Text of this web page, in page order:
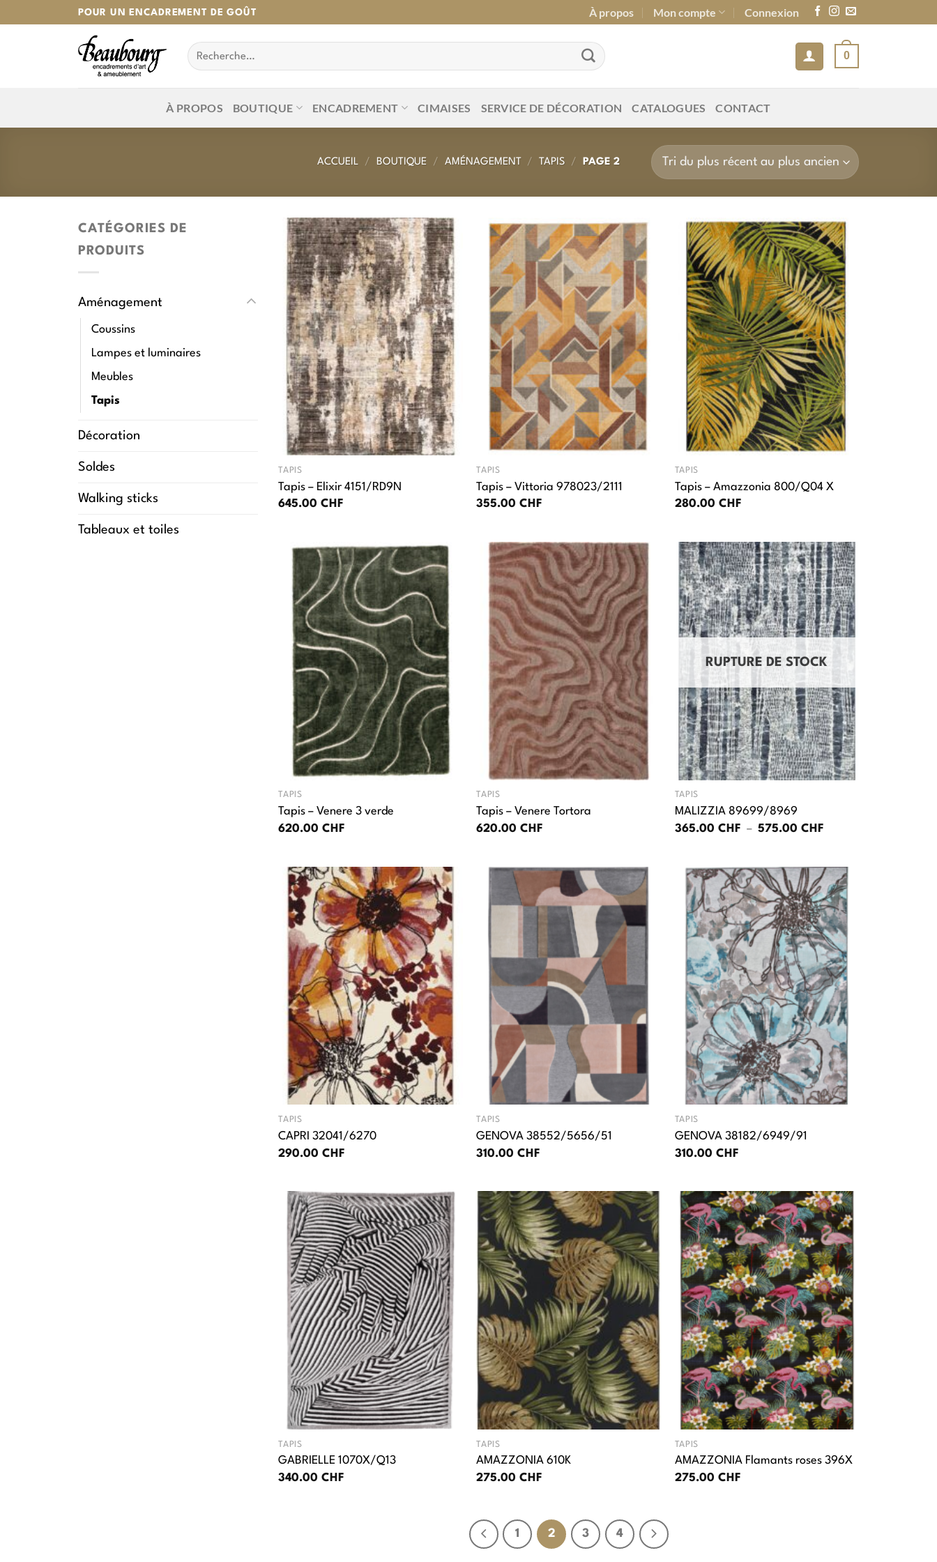
POUR UN ENCADREMENT DE GOÛT À propos Mon compte Connexion
Recherche
pour :
0
À PROPOS BOUTIQUE ENCADREMENT CIMAISES SERVICE DE DÉCORATION CATALOGUES CONTACT
ACCUEIL / BOUTIQUE / AMÉNAGEMENT / TAPIS / PAGE 2
CATÉGORIES DE
PRODUITS
Aménagement
Coussins
Lampes et luminaires
Meubles
Tapis
Décoration
Soldes
Walking sticks
Tableaux et toiles
TAPIS
Tapis – Elixir 4151/RD9N
645.00CHF
TAPIS
Tapis – Vittoria 978023/2111
355.00CHF
TAPIS
Tapis – Amazzonia 800/Q04 X
280.00 CHF
TAPIS
Tapis – Venere 3 verde
620.00CHF
TAPIS
Tapis – Venere Tortora
620.00CHF
RUPTURE DE STOCK
TAPIS
MALIZZIA 89699/8969
365.00 CHF – 575.00 CHFPlage
365.00 CHF
à
575.00 CHF
TAPIS
CAPRI 32041/6270
290.00CHF
TAPIS
GENOVA 38552/5656/51
310.00CHF
TAPIS
GENOVA 38182/6949/91
310.00 CHF
TAPIS
GABRIELLE 1070X/Q13
340.00CHF
TAPIS
AMAZZONIA 610K
275.00CHF
TAPIS
AMAZZONIA Flamants roses 396X
275.00 CHF
1 2 3 4